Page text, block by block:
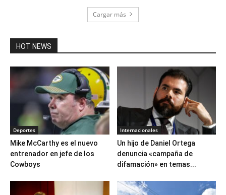
Cargar más
HOT NEWS
Deportes
Mike McCarthy es el nuevo
entrenador en jefe de los
Cowboys
Internacionales
Un hijo de Daniel Ortega
denuncia «campaña de
difamación» en temas...